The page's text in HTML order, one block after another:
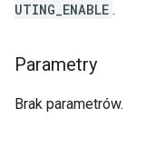
UTING_ENABLE .
Parametry
Brak parametrów.